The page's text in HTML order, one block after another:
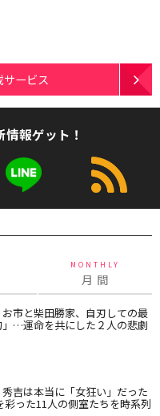
ービス
報ゲット！
MONTHLY
月 間
お市と柴田勝家、自刃しての最
…運命を共にした２人の悲劇
秀吉は本当に「女狂い」だった
彩った11人の側室たちを時系列